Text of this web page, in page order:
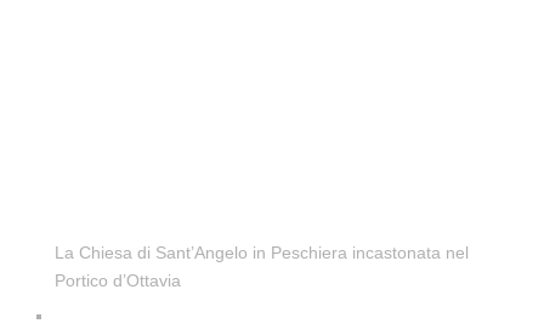
La Chiesa di Sant’Angelo in Peschiera incastonata nel
Portico d’Ottavia